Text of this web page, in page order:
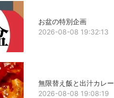
お盆の特別企画
2026-08-08 19:32:13
無限替え飯と出汁カレー
2026-08-08 19:08:19